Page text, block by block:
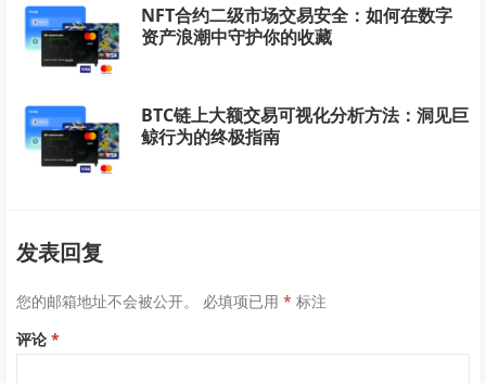
NFT合约二级市场交易安全：如何在数字
资产浪潮中守护你的收藏
BTC链上大额交易可视化分析方法：洞见巨
鲸行为的终极指南
发表回复
您的邮箱地址不会被公开。 必填项已用* 标注
评论*